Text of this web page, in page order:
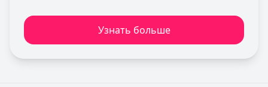
Узнать больше